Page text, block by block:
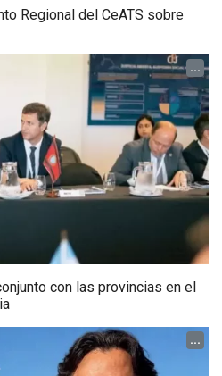
Regional del CeATS sobre
...
con las provincias en el
...